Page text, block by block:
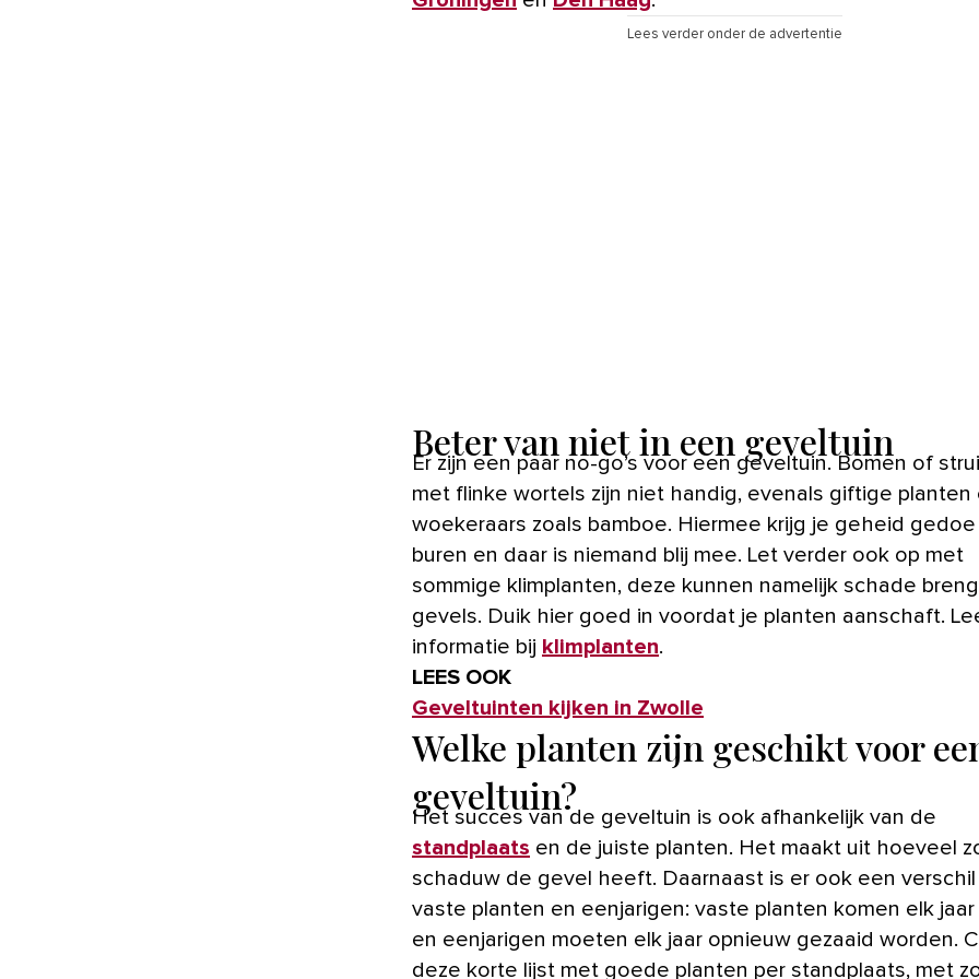
Lees verder onder de advertentie
Beter van niet in een geveltuin
Er zijn een paar no-go’s voor een geveltuin. Bomen of
met flinke wortels zijn niet handig, evenals giftige planten
woekeraars zoals bamboe. Hiermee krijg je geheid
buren en daar is niemand blij mee. Let verder ook op met
sommige klimplanten, deze kunnen namelijk schade
gevels. Duik hier goed in voordat je planten aanschaft.
informatie bij klimplanten.
LEES OOK
Geveltuinten kijken in Zwolle
Welke planten zijn geschikt voor
geveltuin?
Het succes van de geveltuin is ook afhankelijk van de
standplaats en de juiste planten. Het maakt uit hoeveel
schaduw de gevel heeft. Daarnaast is er ook een
vaste planten en eenjarigen: vaste planten komen elk
en eenjarigen moeten elk jaar opnieuw gezaaid worden.
deze korte lijst met goede planten per standplaats, met